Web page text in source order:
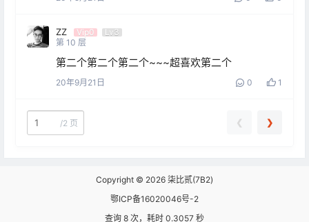
ZZ Vip0
Lv3
第 10 层
第二个第二个第二个~~~超喜欢第二个
20年9月21日 0 1
/2 页 ❮ ❯
Copyright © 2026 柒比贰(7B2)
鄂ICP备16020046号-2
查询 8 次，耗时 0.3057 秒